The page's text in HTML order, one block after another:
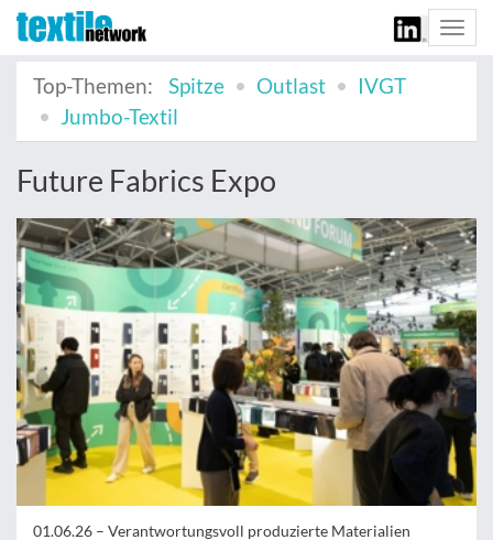
Top-Themen:
Spitze Outlast
IVGT
Jumbo-Textil
Future Fabrics Expo
01.06.26 – Verantwortungsvoll produzierte Materialien